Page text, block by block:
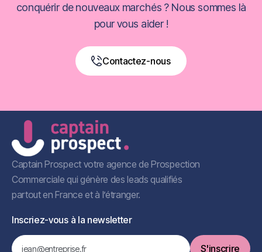
conquérir de nouveaux marchés ? Nous sommes là
pour vous aider !
Contactez-nous
Book a Free Call
Captain Prospect votre agence de Prospection
Commerciale qui génère des leads qualifiés
partout en France et à l’étranger.
Inscriez-vous à la newsletter